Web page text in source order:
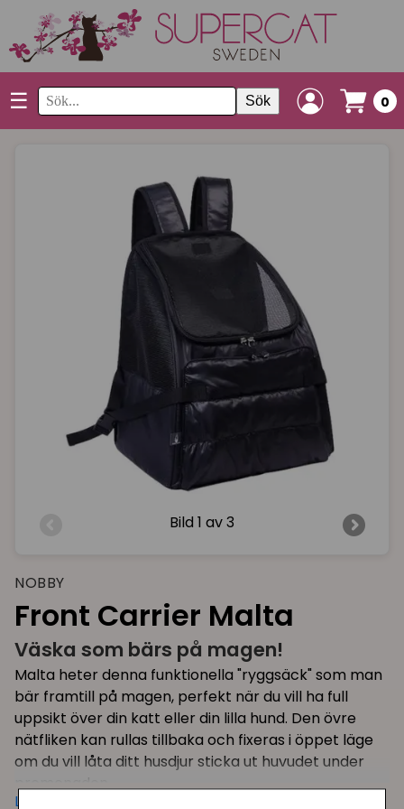
☰ Sök 0
Bild 1 av 3
NOBBY
Front Carrier Malta
Väska som bärs på magen!
Malta heter denna funktionella "ryggsäck" som man
bär framtill på magen, perfekt när du vill ha full
uppsikt över din katt eller din lilla hund. Den övre
nätfliken kan rullas tillbaka och fixeras i öppet läge
om du vill låta ditt husdjur sticka ut huvudet under
promenaden.
Läs mer